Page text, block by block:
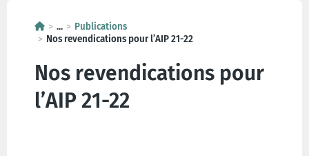
...
Publications
Nos revendications pour l’AIP 21-22
Nos revendications pour
l’AIP 21-22